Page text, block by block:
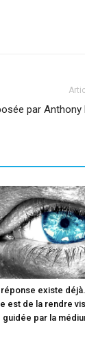
par Anthony
réponse existe
est de la rendre
guidée par la